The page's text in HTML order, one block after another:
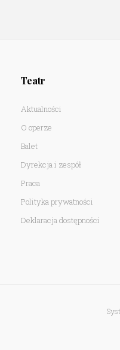
Teatr
Aktualności
O operze
Balet
Dyrekcja i zespół
Praca
Polityka prywatności
Deklaracja dostępności